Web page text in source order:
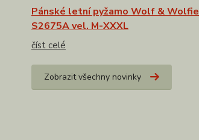
Pánské letní pyžamo Wolf & Wolfie
S2675A vel. M-XXXL
číst celé
Zobrazit všechny novinky